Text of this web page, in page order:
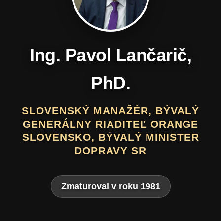
Daniel Hevier
SLOVENSKÝ BÁSNIK, PROZAIK,
DRAMATIK, SCENÁRISTA, TEXTÁR,
VÝTVARNÍK A AUTOR LITERATÚRY
PRE DETI A MLÁDEŽ